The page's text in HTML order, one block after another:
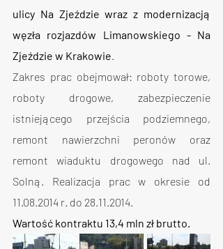
ulicy Na Zjeździe wraz z modernizacją
węzła rozjazdów Limanowskiego - Na
Zjeździe w Krakowie.
Zakres prac obejmował: roboty torowe,
roboty drogowe, zabezpieczenie
istniejącego przejścia podziemnego,
remont nawierzchni peronów oraz
remont wiaduktu drogowego nad ul.
Solną. Realizacja prac w okresie od
11.08.2014 r. do 28.11.2014.
Wartość kontraktu 13,4 mln zł brutto.